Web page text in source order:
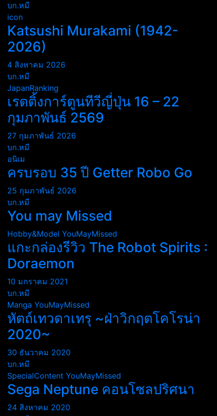
บก.หมี
icon
Katsushi Murakami (1942-
2026)
4 สิงหาคม 2026
บก.หมี
JapanRanking
เรตติ้งการ์ตูนทีวีญี่ปุ่น 16 – 22
กุมภาพันธ์ 2569
27 กุมภาพันธ์ 2026
บก.หมี
อนิเม
ครบรอบ 35 ปี Getter Robo Go
25 กุมภาพันธ์ 2026
บก.หมี
You may Missed
Hobby&Model YouMayMissed
แกะกล่องรีวิว The Robot Spirits :
Doraemon
10 มกราคม 2021
บก.หมี
Manga YouMayMissed
หัตถ์เทวดาเทรุ ~ฝ่าวิกฤตโคโรน่า
2020~
30 ธันวาคม 2020
บก.หมี
SpecialContent YouMayMissed
Sega Neptune คอนโซลปริศนา
24 สิงหาคม 2020